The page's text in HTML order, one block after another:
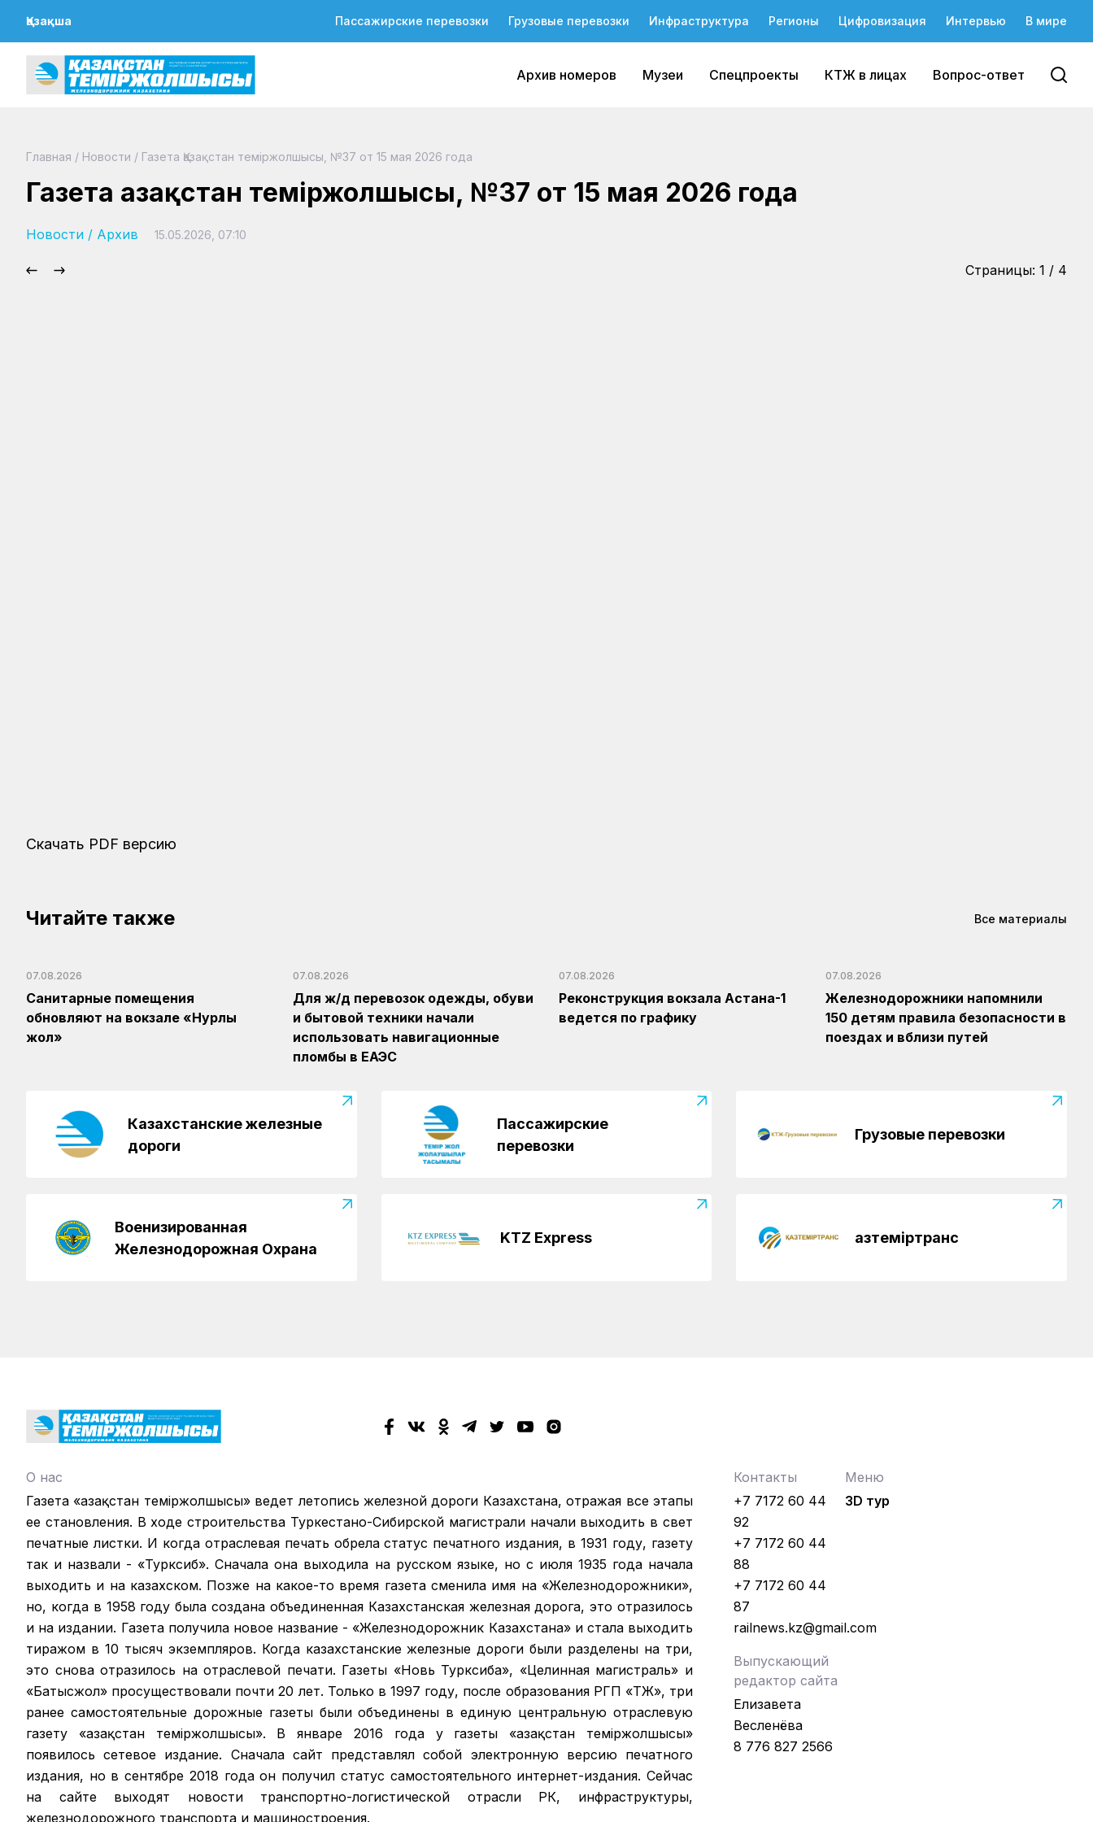
Қазақша Пассажирские перевозки Грузовые перевозки Инфраструктура Регионы Цифровизация Интервью В мире
Архив номеров Музеи Спецпроекты КТЖ в лицах Вопрос-ответ
Главная / Новости / Газета Қазақстан теміржолшысы, №37 от 15 мая 2026 года
Газета Қазақстан теміржолшысы, №37 от 15 мая 2026 года
Новости / Архив 15.05.2026, 07:10
Страницы: 1 / 4
Скачать PDF версию
Читайте также Все материалы
07.08.2026
Санитарные помещения
обновляют на вокзале «Нурлы
жол»
07.08.2026
Для ж/д перевозок одежды, обуви
и бытовой техники начали
использовать навигационные
пломбы в ЕАЭС
07.08.2026
Реконструкция вокзала Астана-1
ведется по графику
07.08.2026
Железнодорожники напомнили
150 детям правила безопасности в
поездах и вблизи путей
Казахстанские железные
дороги
Пассажирские
перевозки
Грузовые перевозки
Военизированная
Железнодорожная Охрана
KTZ Express Қазтеміртранс
О нас
Газета «Қазақстан теміржолшысы» ведет летопись железной дороги Казахстана, отражая все этапы
ее становления. В ходе строительства Туркестано-Сибирской магистрали начали выходить в свет
печатные листки. И когда отраслевая печать обрела статус печатного издания, в 1931 году, газету
так и назвали - «Турксиб». Сначала она выходила на русском языке, но с июля 1935 года начала
выходить и на казахском. Позже на какое-то время газета сменила имя на «Железнодорожники»,
но, когда в 1958 году была создана объединенная Казахстанская железная дорога, это отразилось
и на издании. Газета получила новое название - «Железнодорожник Казахстана» и стала выходить
тиражом в 10 тысяч экземпляров. Когда казахстанские железные дороги были разделены на три,
это снова отразилось на отраслевой печати. Газеты «Новь Турксиба», «Целинная магистраль» и
«Батысжол» просуществовали почти 20 лет. Только в 1997 году, после образования РГП «ҚТЖ», три
ранее самостоятельные дорожные газеты были объединены в единую центральную отраслевую
газету «Қазақстан темiржолшысы». В январе 2016 года у газеты «Қазақстан теміржолшысы»
появилось сетевое издание. Сначала сайт представлял собой электронную версию печатного
издания, но в сентябре 2018 года он получил статус самостоятельного интернет-издания. Сейчас
на сайте выходят новости транспортно-логистической отрасли РК, инфраструктуры,
железнодорожного транспорта и машиностроения.
Контакты
+7 7172 60 44
92
+7 7172 60 44
88
+7 7172 60 44
87
railnews.kz@gmail.com
Выпускающий
редактор сайта
Елизавета
Весленёва
8 776 827 2566
Меню
3D тур